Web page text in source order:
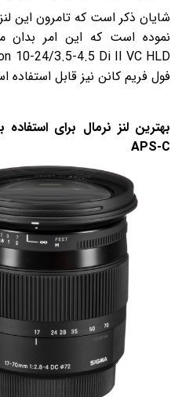
شایان ذکر است که تامرون این
نموده است که این امر بدان
10-24/3.5-4.5 Di II VC HLD
فول فریم کانن نیز قابل
بهترین لنز نرمال برای
APS-C